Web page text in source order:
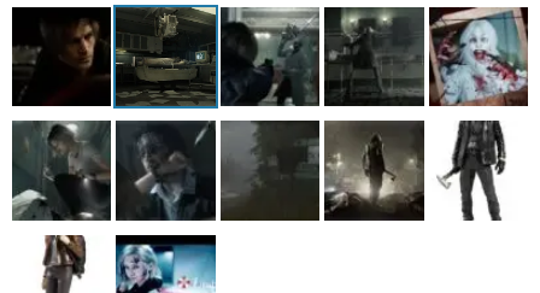
その他
電ファミニコゲーマーとは？
運営：株式会社マレ